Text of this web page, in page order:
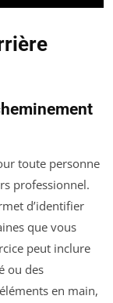
toute personne
professionnel.
d’identifier
que vous
peut inclure
ou des
en main,